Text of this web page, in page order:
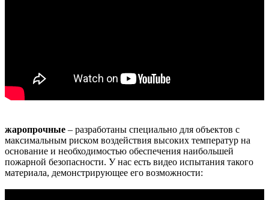
жаропрочные – разработаны специально для объектов с
максимальным риском воздействия высоких температур на
основание и необходимостью обеспечения наибольшей
пожарной безопасности. У нас есть видео испытания такого
материала, демонстрирующее его возможности: